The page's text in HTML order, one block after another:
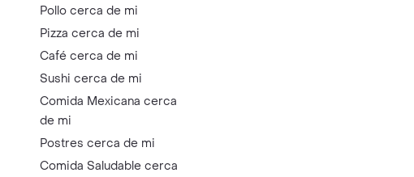
Pollo cerca de mi
Pizza cerca de mi
Café cerca de mi
Sushi cerca de mi
Comida Mexicana cerca
de mi
Postres cerca de mi
Comida Saludable cerca